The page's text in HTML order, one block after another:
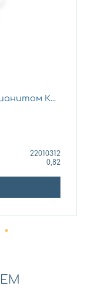
К...
22010312
0,82